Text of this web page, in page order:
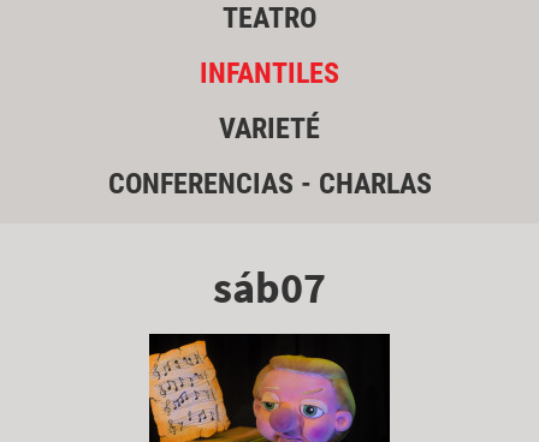
TEATRO
INFANTILES
VARIETÉ
CONFERENCIAS - CHARLAS
sáb07